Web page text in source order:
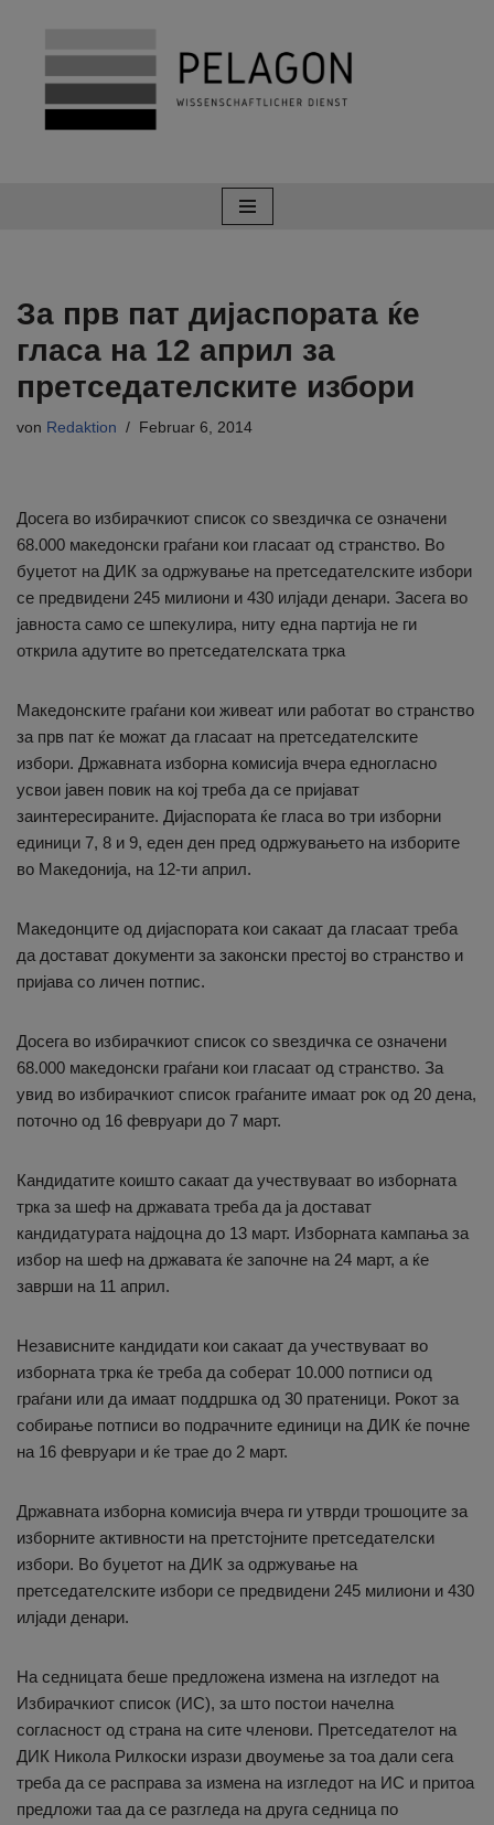
Zum
Inhalt
springen
За прв пат дијаспората ќе
гласа на 12 април за
претседателските избори
von Redaktion Februar 6, 2014
Досега во избирачкиот список со ѕвездичка се означени
68.000 македонски граѓани кои гласаат од странство. Во
буџетот на ДИК за одржување на претседателските избори
се предвидени 245 милиони и 430 илјади денари. Засега во
јавноста само се шпекулира, ниту една партија не ги
открила адутите во претседателската трка
Македонските граѓани кои живеат или работат во странство
за прв пат ќе можат да гласаат на претседателските
избори. Државната изборна комисија вчера едногласно
усвои јавен повик на кој треба да се пријават
заинтересираните. Дијаспората ќе гласа во три изборни
единици 7, 8 и 9, еден ден пред одржувањето на изборите
во Македонија, на 12-ти април.
Македонците од дијаспората кои сакаат да гласаат треба
да достават документи за законски престој во странство и
пријава со личен потпис.
Досега во избирачкиот список со ѕвездичка се означени
68.000 македонски граѓани кои гласаат од странство. За
увид во избирачкиот список граѓаните имаат рок од 20 дена,
поточно од 16 февруари до 7 март.
Кандидатите коишто сакаат да учествуваат во изборната
трка за шеф на државата треба да ја достават
кандидатурата најдоцна до 13 март. Изборната кампања за
избор на шеф на државата ќе започне на 24 март, а ќе
заврши на 11 април.
Независните кандидати кои сакаат да учествуваат во
изборната трка ќе треба да соберат 10.000 потписи од
граѓани или да имаат поддршка од 30 пратеници. Рокот за
собирање потписи во подрачните единици на ДИК ќе почне
на 16 февруари и ќе трае до 2 март.
Државната изборна комисија вчера ги утврди трошоците за
изборните активности на претстојните претседателски
избори. Во буџетот на ДИК за одржување на
претседателските избори се предвидени 245 милиони и 430
илјади денари.
На седницата беше предложена измена на изгледот на
Избирачкиот список (ИС), за што постои начелна
согласност од страна на сите членови. Претседателот на
ДИК Никола Рилкоски изрази двоумење за тоа дали сега
треба да се расправа за измена на изгледот на ИС и притоа
предложи таа да се разгледа на друга седница по